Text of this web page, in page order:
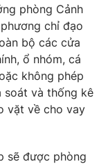
sản
Việt
bằng AI
phòng Cảnh
chỉ đạo
bộ các cửa
ổ nhóm, cá
không phép
soát và thống kê
vặt về cho vay
sẽ được phòng